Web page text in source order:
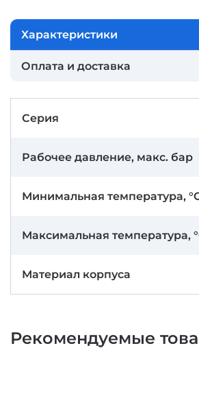
Характеристики
Оплата и доставка
Серия
Рабочее давление, макс. бар
Минимальная температура,
Максимальная температура,
Материал корпуса
Рекомендуемые